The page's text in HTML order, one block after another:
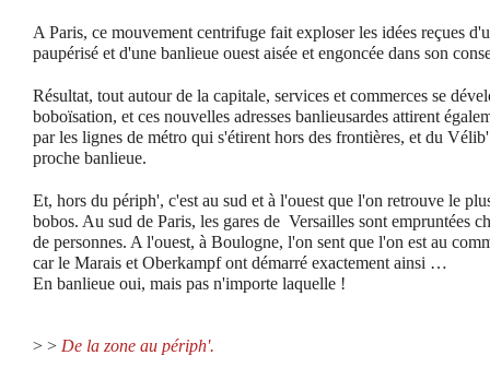
A Paris, ce mouvement centrifuge fait exploser les idées reçues
paupérisé et d'une banlieue ouest aisée et engoncée dans son
Résultat, tout autour de la capitale, services et commerces se
boboïsation, et ces nouvelles adresses banlieusardes attirent
par les lignes de métro qui s'étirent hors des frontières, et du
proche banlieue.
Et, hors du périph', c'est au sud et à l'ouest que l'on retrouve le
bobos. Au sud de Paris, les gares de Versailles sont empruntées
de personnes. A l'ouest, à Boulogne, l'on sent que l'on est au
car le Marais et Oberkampf ont démarré exactement ainsi …
En banlieue oui, mais pas n'importe laquelle !
> > De la zone au périph'.